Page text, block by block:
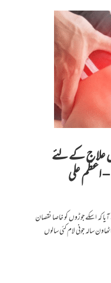
علاج کے لئے
اعظم علی
کہ اسکے جوڑوں کو خاصا نقصان
سالہ جونی لام کئی سالوں